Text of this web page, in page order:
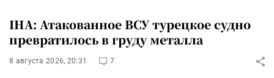
IHA: Атакованное ВСУ турецкое судно
превратилось в груду металла
8 августа 2026, 20:31 7